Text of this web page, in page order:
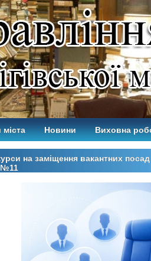
міста Новини Виховна
на заміщення вакантних